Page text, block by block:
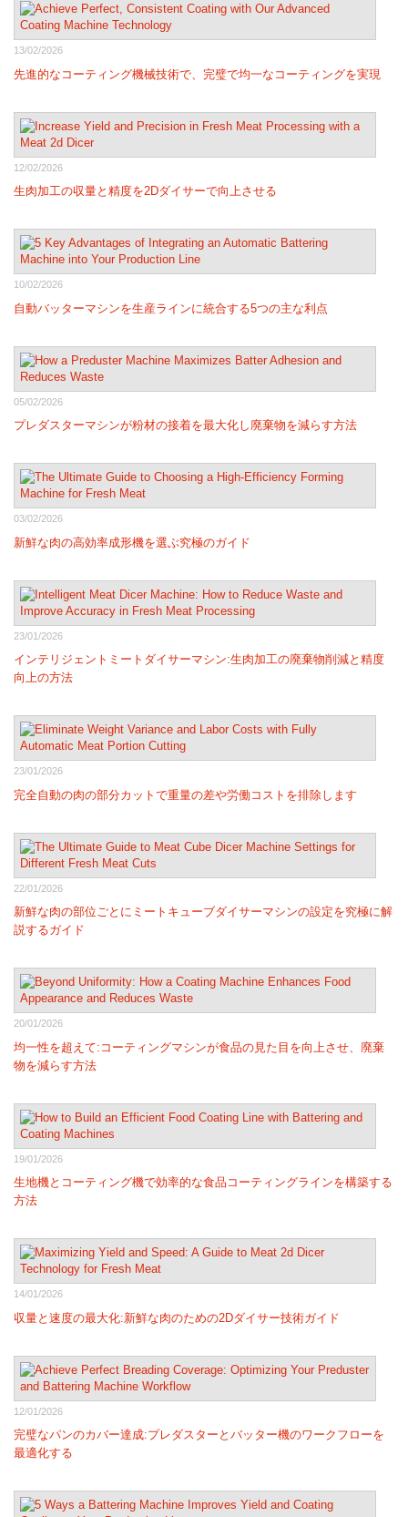
13/02/2026
先進的なコーティング機械技術で、完璧で均一なコーティングを実現
12/02/2026
生肉加工の収量と精度を2Dダイサーで向上させる
10/02/2026
自動バッターマシンを生産ラインに統合する5つの主な利点
05/02/2026
プレダスターマシンが粉材の接着を最大化し廃棄物を減らす方法
03/02/2026
新鮮な肉の高効率成形機を選ぶ究極のガイド
23/01/2026
インテリジェントミートダイサーマシン:生肉加工の廃棄物削減と精度
向上の方法
23/01/2026
完全自動の肉の部分カットで重量の差や労働コストを排除します
22/01/2026
新鮮な肉の部位ごとにミートキューブダイサーマシンの設定を究極に解
説するガイド
20/01/2026
均一性を超えて:コーティングマシンが食品の見た目を向上させ、廃棄
物を減らす方法
19/01/2026
生地機とコーティング機で効率的な食品コーティングラインを構築する
方法
14/01/2026
収量と速度の最大化:新鮮な肉のための2Dダイサー技術ガイド
12/01/2026
完璧なパンのカバー達成:プレダスターとバッター機のワークフローを
最適化する